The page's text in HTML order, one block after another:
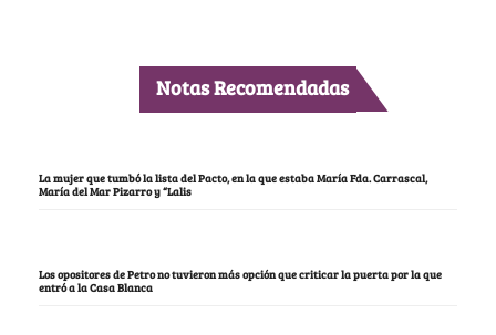
Notas Recomendadas
La mujer que tumbó la lista del Pacto, en la que estaba María Fda. Carrascal,
María del Mar Pizarro y “Lalis
Los opositores de Petro no tuvieron más opción que criticar la puerta por la que
entró a la Casa Blanca